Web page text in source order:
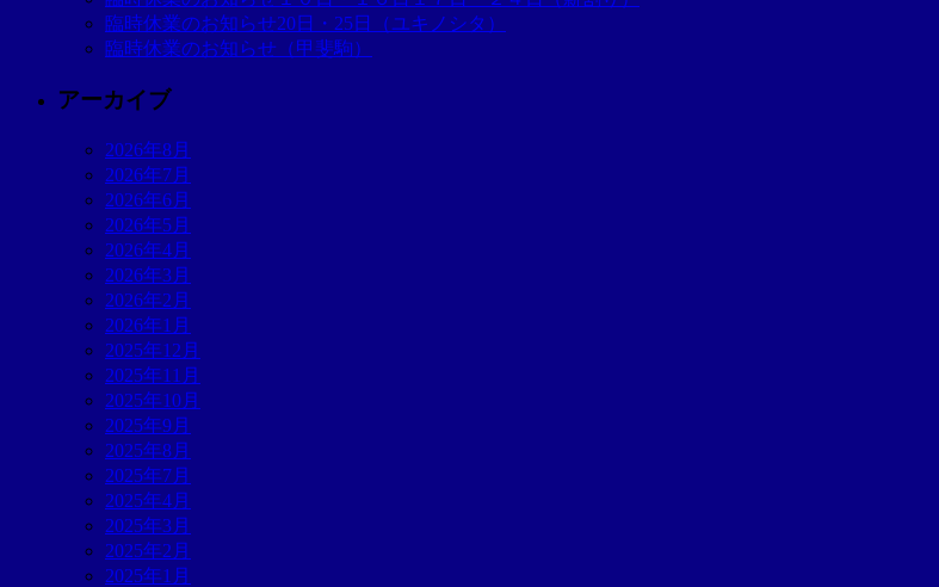
臨時休業のお知らせ20日・25日（ユキノシタ）
臨時休業のお知らせ（甲斐駒）
アーカイブ
2026年8月
2026年7月
2026年6月
2026年5月
2026年4月
2026年3月
2026年2月
2026年1月
2025年12月
2025年11月
2025年10月
2025年9月
2025年8月
2025年7月
2025年4月
2025年3月
2025年2月
2025年1月